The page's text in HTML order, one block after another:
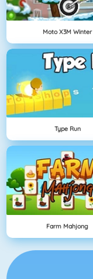
Moto X3M Winter
Type Run
Farm Mahjong